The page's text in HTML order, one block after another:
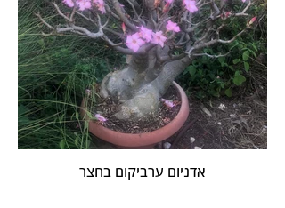
אדניום ערביקום בחצר